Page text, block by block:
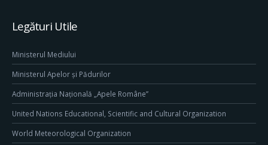
Legături Utile
Ministerul Mediului
Ministerul Apelor și Pădurilor
Administrația Națională „Apele Române”
United Nations Educational, Scientific and Cultural Organization
World Meteorological Organization